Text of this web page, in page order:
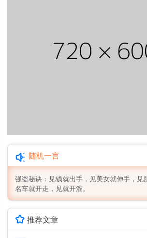
随机一言
强盗秘诀：见钱就出手，见美女就伸手，见
名车就开走，见就开溜。
推荐文章